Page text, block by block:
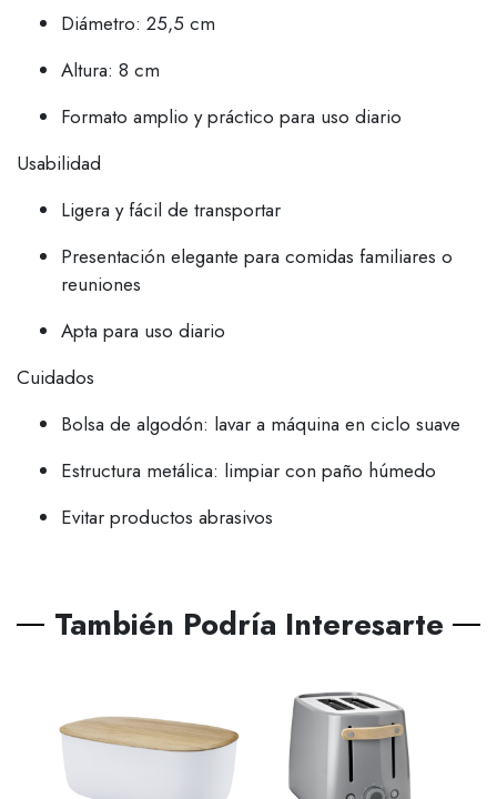
Diámetro: 25,5 cm
Altura: 8 cm
Formato amplio y práctico para uso diario
Usabilidad
Ligera y fácil de transportar
Presentación elegante para comidas familiares o
reuniones
Apta para uso diario
Cuidados
Bolsa de algodón: lavar a máquina en ciclo suave
Estructura metálica: limpiar con paño húmedo
Evitar productos abrasivos
También Podría Interesarte